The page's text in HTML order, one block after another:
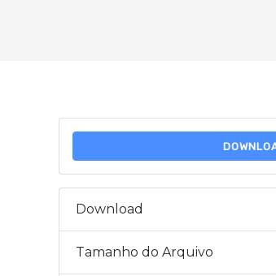
Download
Tamanho do Arquivo